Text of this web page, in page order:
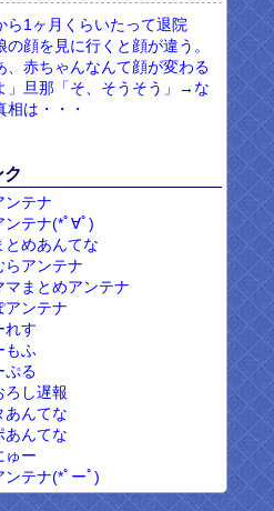
ら1ヶ月くらいたって退院
の顔を見に行くと顔が違う。
、赤ちゃんなんて顔が変わる
」旦那「そ、そうそう」→な
相は・・・
ク
ンテナ
ンテナ(*ﾟ∀ﾟ)
とめあんてな
らアンテナ
マまとめアンテナ
アンテナ
れす
もふ
ぷる
ろし遅報
あんてな
あんてな
ゅー
ンテナ(*ﾟーﾟ)